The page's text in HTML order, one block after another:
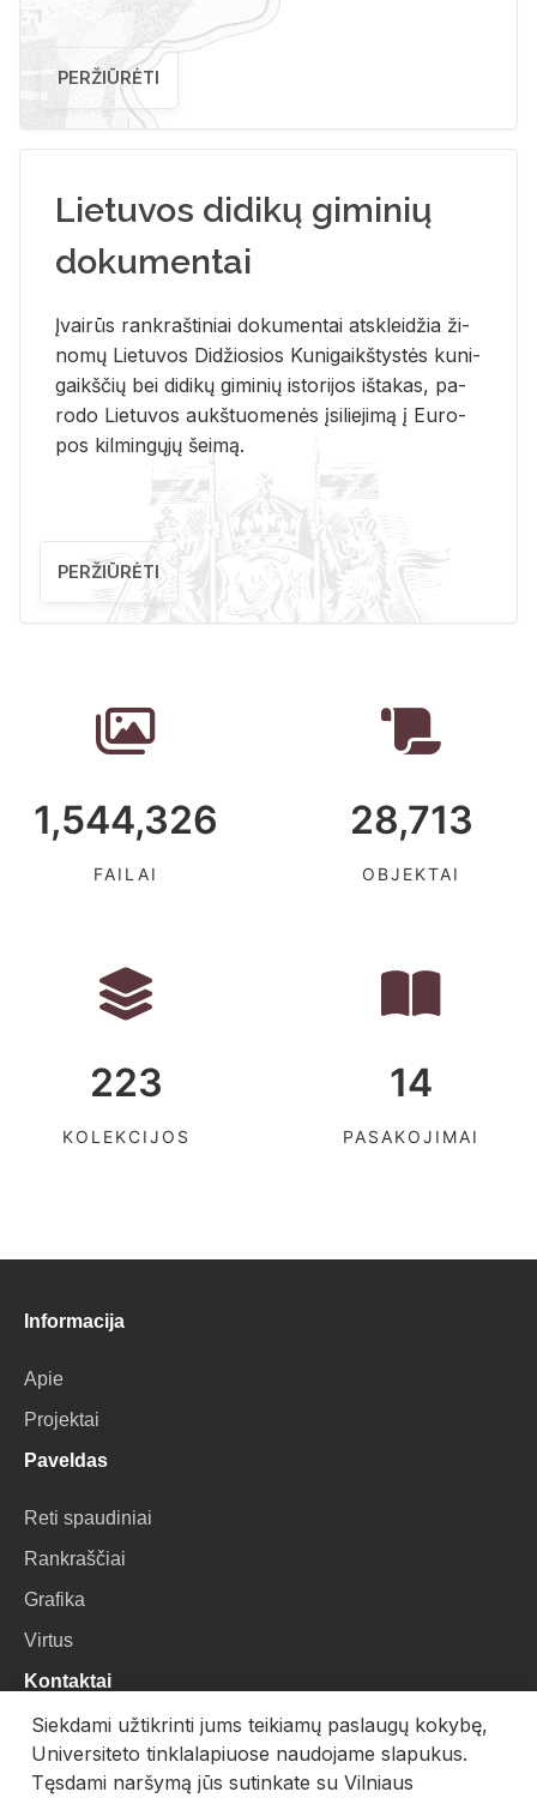
PERŽIŪRĖTI
Lietuvos didikų giminių
dokumentai
Įvai­rūs rank­raš­ti­niai do­ku­men­tai at­sklei­džia ži­
no­mų Lie­tu­vos Di­džio­sios Ku­ni­gaikš­tys­tės ku­ni­
gaikš­čių bei di­di­kų gi­mi­nių is­to­ri­jos iš­ta­kas, pa­
ro­do Lie­tu­vos aukš­tuo­me­nės įsi­lie­ji­mą į Eu­ro­
pos kil­min­gų­jų šei­mą.
PERŽIŪRĖTI
1,544,326
FAILAI
28,713
OBJEKTAI
223
KOLEKCIJOS
14
PASAKOJIMAI
Informacija
Apie
Projektai
Paveldas
Reti spaudiniai
Rankraščiai
Grafika
Virtus
Kontaktai
VU Biblioteka
Universiteto g. 3, LT-01122, Vilnius
Siekdami užtikrinti jums teikiamų paslaugų kokybę,
Universiteto tinklalapiuose naudojame slapukus.
Tęsdami naršymą jūs sutinkate su Vilniaus